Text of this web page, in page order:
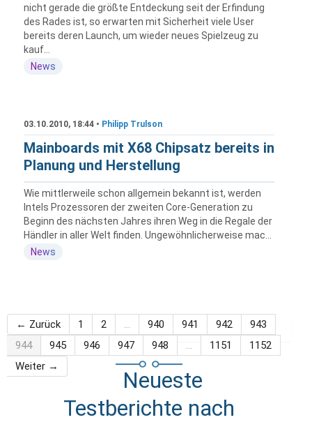
nicht gerade die größte Entdeckung seit der Erfindung
des Rades ist, so erwarten mit Sicherheit viele User
bereits deren Launch, um wieder neues Spielzeug zu
kauf...
News
03.10.2010, 18:44 • Philipp Trulson
Mainboards mit X68 Chipsatz bereits in
Planung und Herstellung
Wie mittlerweile schon allgemein bekannt ist, werden
Intels Prozessoren der zweiten Core-Generation zu
Beginn des nächsten Jahres ihren Weg in die Regale der
Händler in aller Welt finden. Ungewöhnlicherweise mac...
News
← Zurück 1 2 … 940 941 942
943
944
945 946 947 948 … 1151
1152
Weiter →
Neueste
Testberichte nach